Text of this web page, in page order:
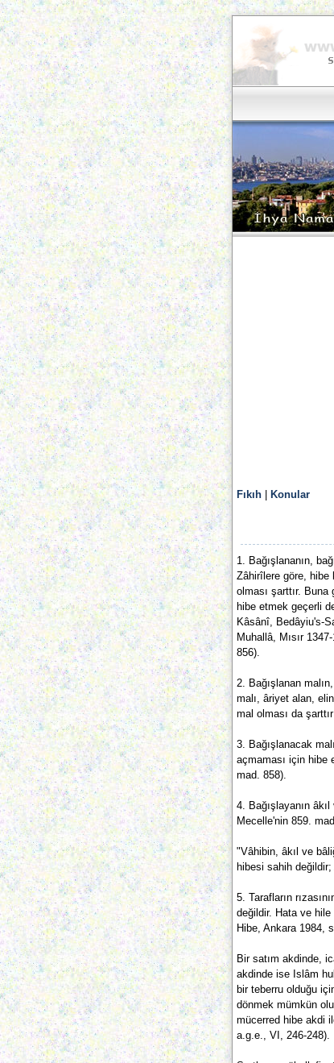
Fıkıh Konular
1. Bağışlananın,
Zâhirîlere göre, hibe
olması şarttır.
hibe etmek geçerli
Kâsânî, Bedâyiu's-
Muhallâ, Mısır
856).
2. Bağışlanan
malı, âriyet alan,
mal olması da
3. Bağışlanacak
açmaması için hibe
mad. 858).
4. Bağışlayanın
Mecelle'nin 859.
"Vâhibin, âkıl ve
hibesi sahih
5. Tarafların
değildir. Hata ve
Hibe, Ankara 1984,
Bir satım akdinde,
akdinde ise Islâm
bir teberru olduğu
dönmek mümkün
mücerred hibe akdi
a.g.e., VI, 246-248).